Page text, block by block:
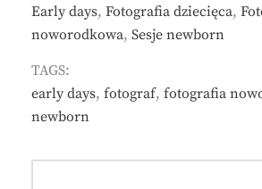
Early days, Fotografia dziecięca,
noworodkowa, Sesje newborn
TAGS:
early days, fotograf, fotografia
newborn